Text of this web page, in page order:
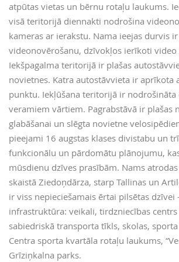
atpūtas vietas un bērnu rotaļu laukums.
visā teritorijā diennakti nodrošina
kameras ar ierakstu. Nama ieejas durvis
videonovērošanu, dzīvokļos ierīkoti
Iekšpagalma teritorijā ir plašas
novietnes. Katra autostāvvieta ir aprīkota
punktu. Iekļūšana teritorijā ir nodrošināta
veramiem vārtiem. Pagrabstāvā ir plašas
glabāšanai un slēgta novietne
pieejami 16 augstas klases divistabu un
funkcionālu un pārdomātu plānojumu,
mūsdienu dzīves prasībām. Nams
skaistā Ziedoņdārza, starp Tallinas un
ir viss nepieciešamais ērtai pilsētas dzīvei
infrastruktūra: veikali, tirdzniecības centrs
sabiedriskā transporta tīkls, skolas,
Centra sporta kvartāla rotaļu laukums,
Grīziņkalna parks.